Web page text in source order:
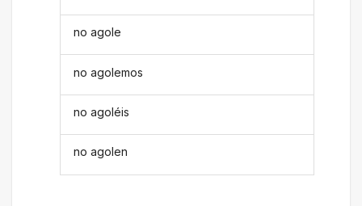
no agole
no agolemos
no agoléis
no agolen